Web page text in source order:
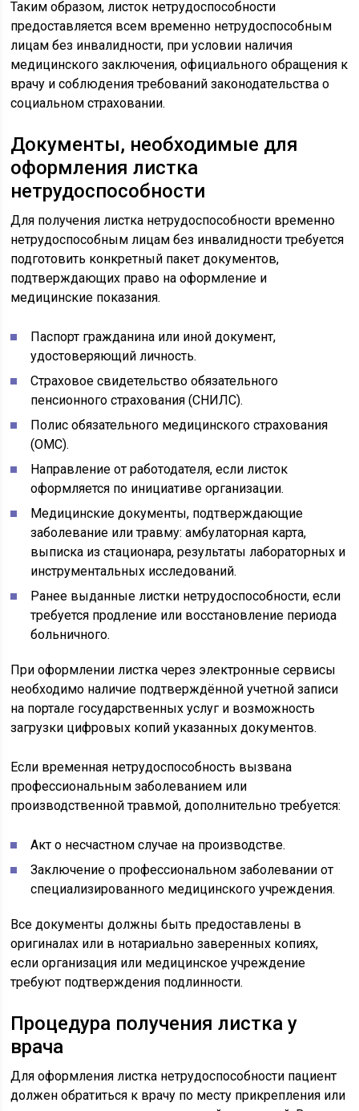
Таким образом, листок нетрудоспособности
предоставляется всем временно нетрудоспособным
лицам без инвалидности, при условии наличия
медицинского заключения, официального обращения к
врачу и соблюдения требований законодательства о
социальном страховании.
Документы, необходимые для
оформления листка
нетрудоспособности
Для получения листка нетрудоспособности временно
нетрудоспособным лицам без инвалидности требуется
подготовить конкретный пакет документов,
подтверждающих право на оформление и
медицинские показания.
Паспорт гражданина или иной документ,
удостоверяющий личность.
Страховое свидетельство обязательного
пенсионного страхования (СНИЛС).
Полис обязательного медицинского страхования
(ОМС).
Направление от работодателя, если листок
оформляется по инициативе организации.
Медицинские документы, подтверждающие
заболевание или травму: амбулаторная карта,
выписка из стационара, результаты лабораторных и
инструментальных исследований.
Ранее выданные листки нетрудоспособности, если
требуется продление или восстановление периода
больничного.
При оформлении листка через электронные сервисы
необходимо наличие подтверждённой учетной записи
на портале государственных услуг и возможность
загрузки цифровых копий указанных документов.
Если временная нетрудоспособность вызвана
профессиональным заболеванием или
производственной травмой, дополнительно требуется:
Акт о несчастном случае на производстве.
Заключение о профессиональном заболевании от
специализированного медицинского учреждения.
Все документы должны быть предоставлены в
оригиналах или в нотариально заверенных копиях,
если организация или медицинское учреждение
требуют подтверждения подлинности.
Процедура получения листка у
врача
Для оформления листка нетрудоспособности пациент
должен обратиться к врачу по месту прикрепления или